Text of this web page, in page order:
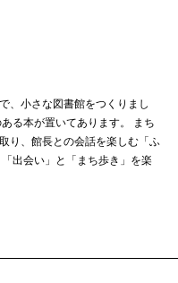
、小さな図書館をつくりまし
る本が置いてあります。 まち
り、館長との会話を楽しむ「ふ
出会い」と「まち歩き」を楽